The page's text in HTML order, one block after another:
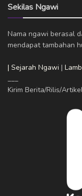
Sekilas Ngawi
Nama ngawi berasal
mendapat tambahan
| Sejarah Ngawi |
Kirim Berita/Rilis/